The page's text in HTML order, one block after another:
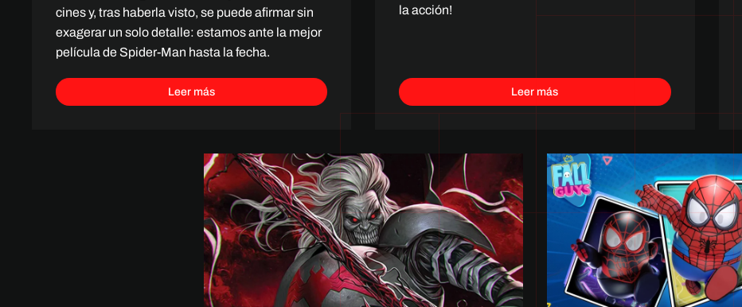
cines y, tras haberla visto, se puede afirmar sin
exagerar un solo detalle: estamos ante la mejor
película de Spider-Man hasta la fecha.
Leer más
la acción!
Leer más